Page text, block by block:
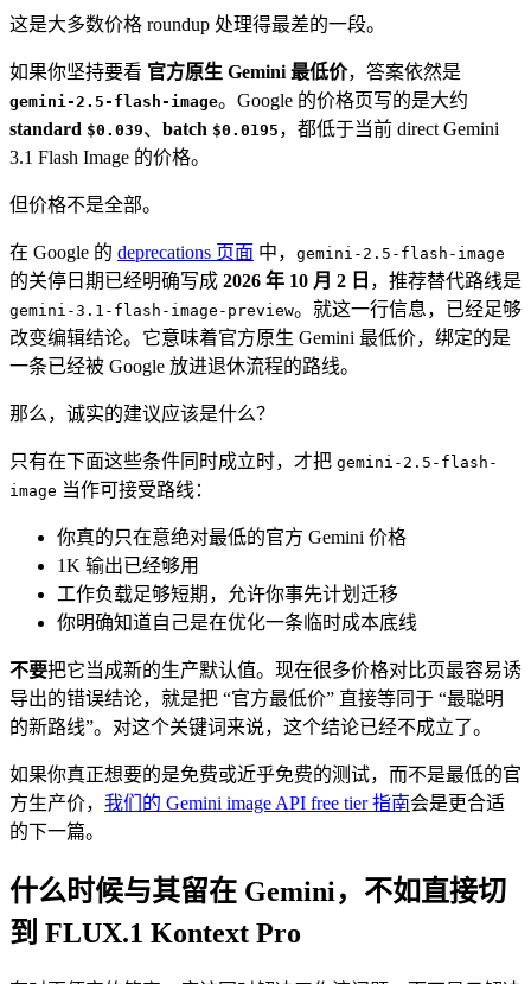
这是大多数价格 roundup 处理得最差的一段。
如果你坚持要看 官方原生 Gemini 最低价，答案依然是
gemini-2.5-flash-image。Google 的价格页写的是大约
standard $0.039、 batch $0.0195 ，都低于当前 direct Gemini
3.1 Flash Image 的价格。
但价格不是全部。
在 Google 的 deprecations 页面 中， gemini-2.5-flash-image
的关停日期已经明确写成 2026 年 10 月 2 日 ，推荐替代路线是
gemini-3.1-flash-image-preview。就这一行信息，已经足够
改变编辑结论。它意味着官方原生 Gemini 最低价，绑定的是
一条已经被 Google 放进退休流程的路线。
那么，诚实的建议应该是什么？
只有在下面这些条件同时成立时，才把 gemini-2.5-flash-
image 当作可接受路线：
你真的只在意绝对最低的官方 Gemini 价格
1K 输出已经够用
工作负载足够短期，允许你事先计划迁移
你明确知道自己是在优化一条临时成本底线
不要把它当成新的生产默认值。现在很多价格对比页最容易诱
导出的错误结论，就是把 “官方最低价” 直接等同于 “最聪明
的新路线”。对这个关键词来说，这个结论已经不成立了。
如果你真正想要的是免费或近乎免费的测试，而不是最低的官
方生产价， 我们的 Gemini image API free tier 指南会是更合适
的下一篇。
什么时候与其留在 Gemini，不如直接切
到 FLUX.1 Kontext Pro